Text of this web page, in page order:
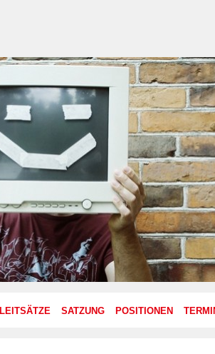
LEITSÄTZE SATZUNG POSITIONEN